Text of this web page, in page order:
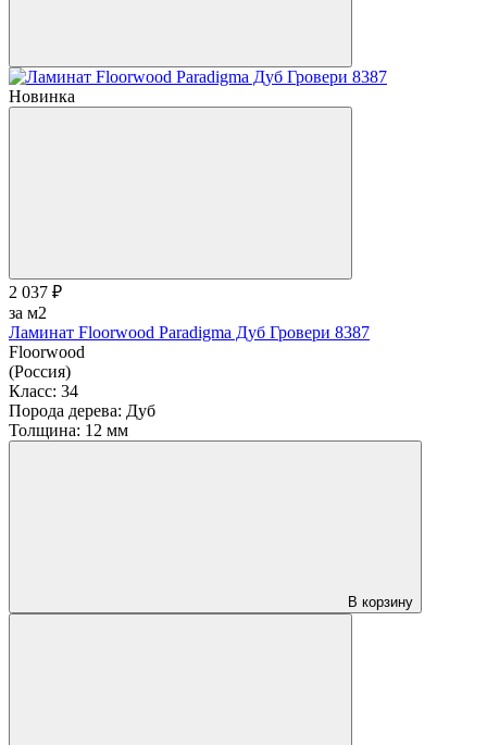
Новинка
2 037 ₽
за м2
Ламинат Floorwood Paradigma Дуб Гровери 8387
Floorwood
(Россия)
Класс: 34
Порода дерева: Дуб
Толщина: 12 мм
В корзину